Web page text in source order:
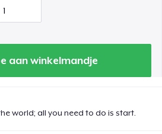
aan winkelmandje
world; all you need to do is start.